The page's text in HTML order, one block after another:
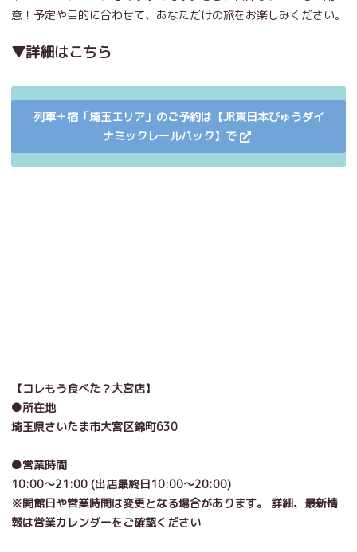
意！予定や目的に合わせて、あなただけの旅をお楽しみください。
▼詳細はこちら
列車＋宿「埼玉エリア」のご予約は【JR東日本びゅうダイ
ナミックレールパック】で
【コレもう食べた？大宮店】
●所在地
埼玉県さいたま市大宮区錦町630
●営業時間
10:00～21:00 (出店最終日10:00～20:00)
※開館日や営業時間は変更となる場合があります。 詳細、最新情
報は営業カレンダーをご確認ください